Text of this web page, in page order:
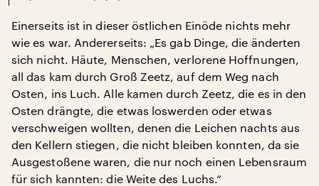
Einerseits ist in dieser östlichen Einöde nichts mehr
wie es war. Andererseits: „Es gab Dinge, die änderten
sich nicht. Häute, Menschen, verlorene Hoffnungen,
all das kam durch Groß Zeetz, auf dem Weg nach
Osten, ins Luch. Alle kamen durch Zeetz, die es in den
Osten drängte, die etwas loswerden oder etwas
verschweigen wollten, denen die Leichen nachts aus
den Kellern stiegen, die nicht bleiben konnten, da sie
Ausgestoßene waren, die nur noch einen Lebensraum
für sich kannten: die Weite des Luchs.“